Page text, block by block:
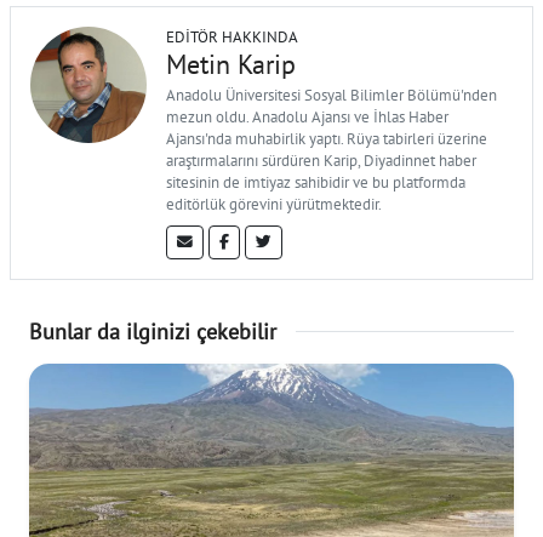
EDITÖR HAKKINDA
Metin Karip
Anadolu Üniversitesi Sosyal Bilimler Bölümü'nden
mezun oldu. Anadolu Ajansı ve İhlas Haber
Ajansı'nda muhabirlik yaptı. Rüya tabirleri üzerine
araştırmalarını sürdüren Karip, Diyadinnet haber
sitesinin de imtiyaz sahibidir ve bu platformda
editörlük görevini yürütmektedir.
Bunlar da ilginizi çekebilir